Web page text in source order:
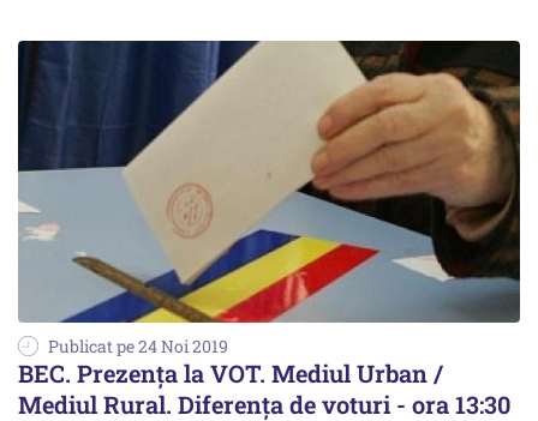
Publicat pe 24 Noi 2019
BEC. Prezența la VOT. Mediul Urban /
Mediul Rural. Diferența de voturi - ora 13:30